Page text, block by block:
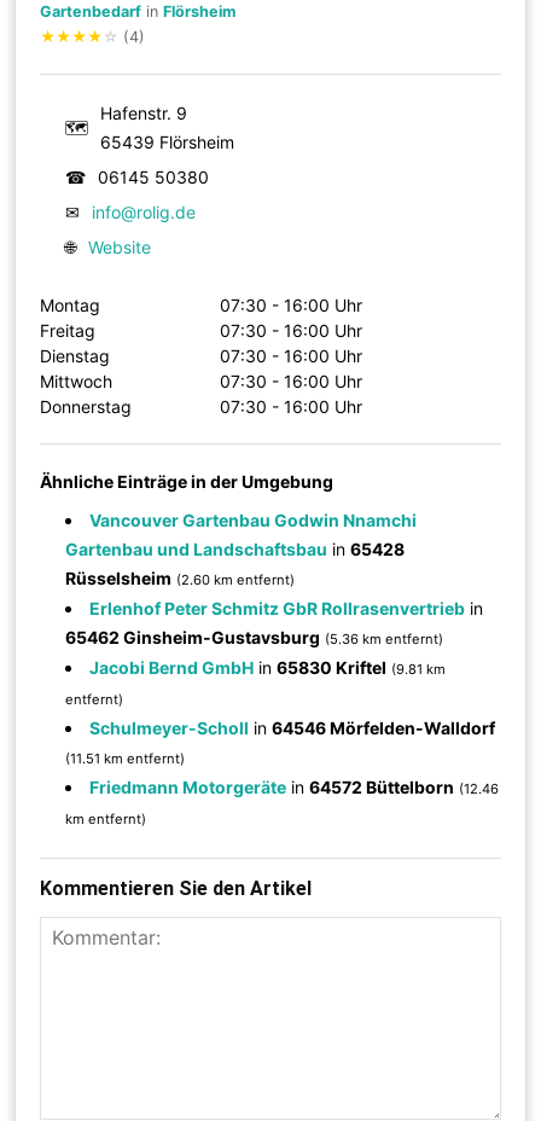
Gartenbedarf inFlörsheim
★★★★ ☆ (4)
🗺
Hafenstr. 9
65439 Flörsheim
☎
06145 50380
✉
info@rolig.de
🌐 Website
Montag
07:30 - 16:00 Uhr
Freitag
07:30 - 16:00 Uhr
Dienstag
07:30 - 16:00 Uhr
Mittwoch
07:30 - 16:00 Uhr
Donnerstag
07:30 - 16:00 Uhr
Ähnliche Einträge in der Umgebung
Vancouver Gartenbau Godwin Nnamchi
Gartenbau und Landschaftsbau in65428
Rüsselsheim (2.60 km entfernt)
Erlenhof Peter Schmitz GbR Rollrasenvertrieb in
65462 Ginsheim-Gustavsburg (5.36 km entfernt)
Jacobi Bernd GmbH in65830 Kriftel (9.81 km
entfernt)
Schulmeyer-Scholl in64546 Mörfelden-Walldorf
(11.51 km entfernt)
Friedmann Motorgeräte in64572 Büttelborn (12.46
km entfernt)
Kommentieren Sie den Artikel